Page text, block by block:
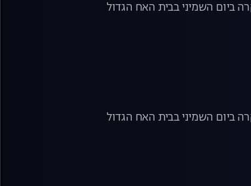
ביום השמיני בבית האח הגדול
ביום השמיני בבית האח הגדול